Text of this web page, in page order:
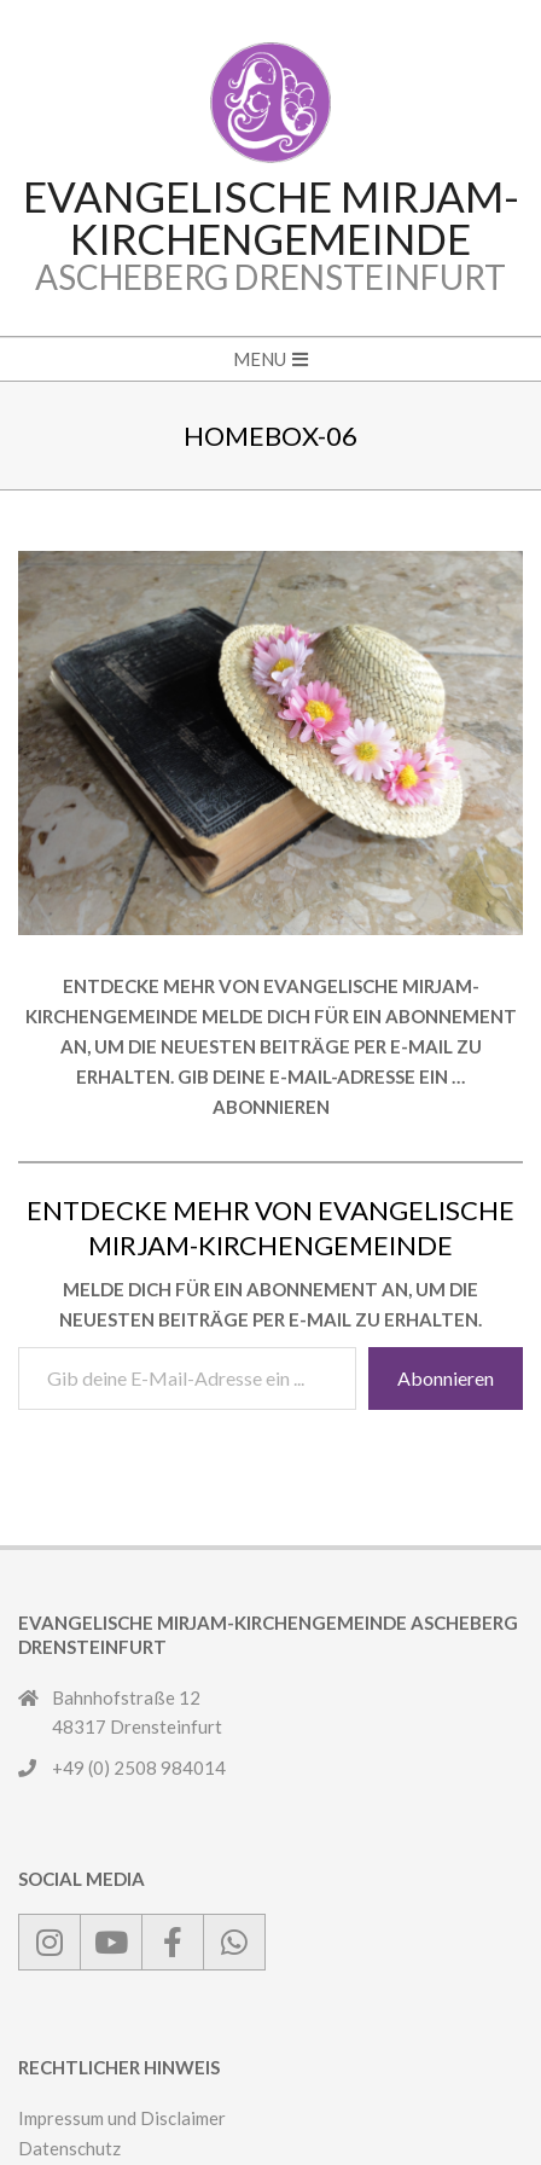
EVANGELISCHE MIRJAM-
KIRCHENGEMEINDE
ASCHEBERG DRENSTEINFURT
Navigation
MENU
HOMEBOX-06
ENTDECKE MEHR VON EVANGELISCHE MIRJAM-
KIRCHENGEMEINDE MELDE DICH FÜR EIN ABONNEMENT
AN, UM DIE NEUESTEN BEITRÄGE PER E-MAIL ZU
ERHALTEN. GIB DEINE E-MAIL-ADRESSE EIN …
ABONNIEREN
ENTDECKE MEHR VON EVANGELISCHE
MIRJAM-KIRCHENGEMEINDE
MELDE DICH FÜR EIN ABONNEMENT AN, UM DIE
NEUESTEN BEITRÄGE PER E-MAIL ZU ERHALTEN.
DEINE
E-
Abonnieren
02-
EVANGELISCHE MIRJAM-KIRCHENGEMEINDE ASCHEBERG
DRENSTEINFURT
Bahnhofstraße 12
48317 Drensteinfurt
+49 (0) 2508 984014
SOCIAL MEDIA
RECHTLICHER HINWEIS
Impressum und Disclaimer
Datenschutz